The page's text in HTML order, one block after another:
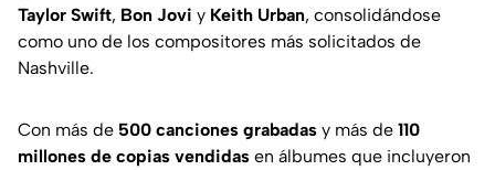
Taylor Swift, Bon Jovi y Keith Urban, consolidándose
como uno de los compositores más solicitados de
Nashville.
Con más de 500 canciones grabadas y más de 110
millones de copias vendidas en álbumes que incluyeron